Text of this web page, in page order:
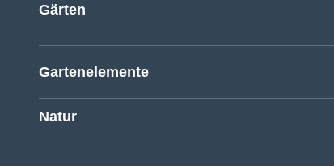
Gärten
Gartenelemente
Natur